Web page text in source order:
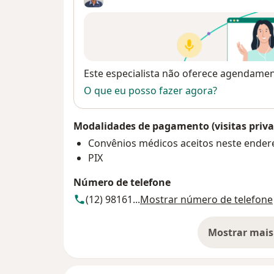
Disponibilidade
Este especialista não oferece
O que eu posso fazer agora?
Modalidades de pagamento (visitas
Convênios médicos aceitos neste
PIX
Número de telefone
(12) 98161...Mostrar número de telefone
Mostrar